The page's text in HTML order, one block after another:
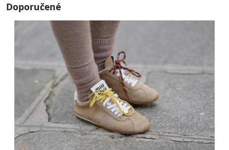
Doporučené